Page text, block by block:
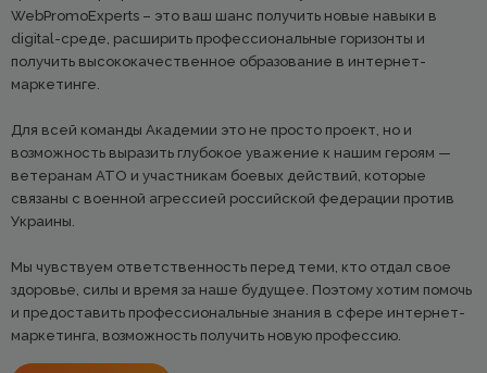
WebPromoExperts – это ваш шанс получить новые навыки в
digital-среде, расширить профессиональные горизонты и
получить высококачественное образование в интернет-
маркетинге.
Для всей команды Академии это не просто проект, но и
возможность выразить глубокое уважение к нашим героям —
ветеранам АТО и участникам боевых действий, которые
связаны с военной агрессией российской федерации против
Украины.
Мы чувствуем ответственность перед теми, кто отдал свое
здоровье, силы и время за наше будущее. Поэтому хотим помочь
и предоставить профессиональные знания в сфере интернет-
маркетинга, возможность получить новую профессию.